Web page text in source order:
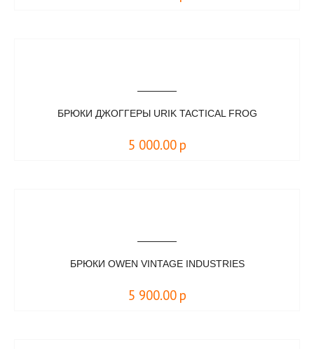
БРЮКИ ДЖОГГЕРЫ URIK TACTICAL FROG
5 000.00 р
БРЮКИ OWEN VINTAGE INDUSTRIES
5 900.00 р